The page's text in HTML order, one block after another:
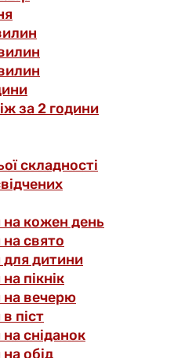
за 2 години
складності
кожен день
свято
дитини
пікнік
вечерю
піст
сніданок
обід